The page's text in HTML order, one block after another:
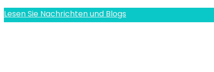
Lesen Sie Nachrichten und Blogs